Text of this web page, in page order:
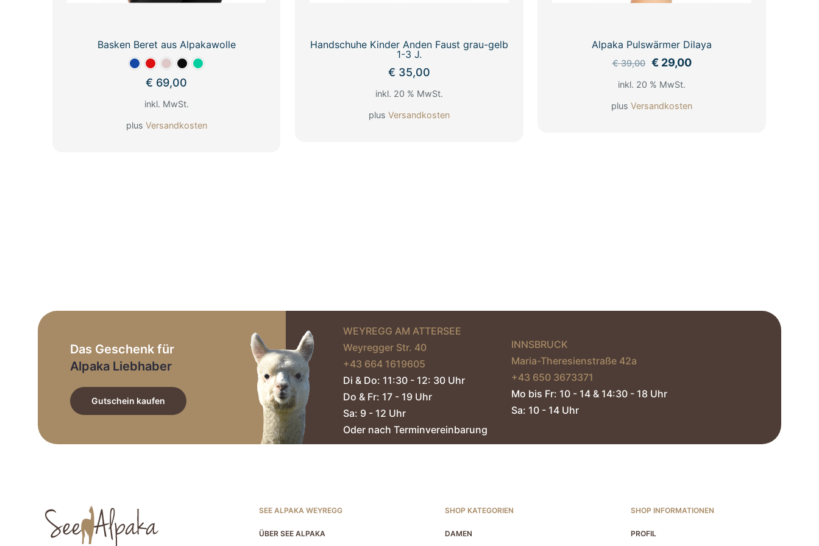
Basken Beret aus Alpakawolle
€ 69,00
inkl. MwSt.
plus Versandkosten
Handschuhe Kinder Anden Faust grau-gelb
1-3 J.
€ 35,00
inkl. 20 % MwSt.
plus Versandkosten
Alpaka Pulswärmer Dilaya
€39,00
Ursprünglicher
war:
€ 39,00
€29,00Aktueller
€ 29,00.
inkl. 20 % MwSt.
plusVersandkosten
Das Geschenk für
Alpaka Liebhaber
Gutschein kaufen
WEYREGG AM ATTERSEE
Weyregger Str. 40
+43 664 1619605‬
Di & Do: 11:30 - 12: 30 Uhr
Do & Fr: 17 - 19 Uhr
Sa: 9 - 12 Uhr
Oder nach Terminvereinbarung
INNSBRUCK
Maria-Theresienstraße 42a
+43 650 3673371‬
Mo bis Fr: 10 - 14 & 14:30 - 18 Uhr
Sa: 10 - 14 Uhr​
SEE ALPAKA WEYREGG
ÜBER SEE ALPAKA
SHOP KATEGORIEN
DAMEN
SHOP INFORMATIONEN
PROFIL